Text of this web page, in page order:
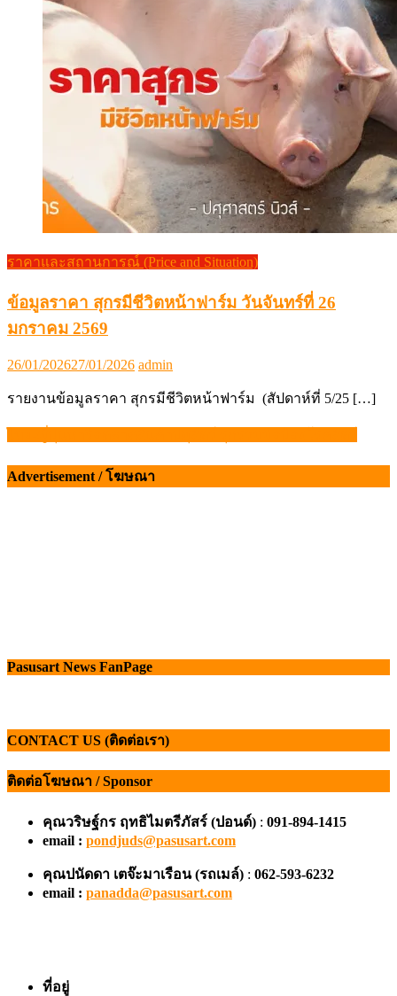
ราคาและสถานการณ์ (Price and Situation)
ข้อมูลราคา สุกรมีชีวิตหน้าฟาร์ม วันจันทร์ที่ 26
มกราคม 2569
Posted
26/01/202627/01/2026 Author
admin
รายงานข้อมูลราคา สุกรมีชีวิตหน้าฟาร์ม (สัปดาห์ที่ 5/25 […]
แนะแนว
เรื่อง
Advertisement / โฆษณา
Pasusart News FanPage
CONTACT US (ติดต่อเรา)
ติดต่อโฆษณา / Sponsor
คุณวริษฐ์กร ฤทธิไมตรีภัสร์ (ปอนด์) : 091-894-1415
email : pondjuds@pasusart.com
คุณปนัดดา เตจ๊ะมาเรือน (รถเมล์) : 062-593-6232
email : panadda@pasusart.com
ที่อยู่